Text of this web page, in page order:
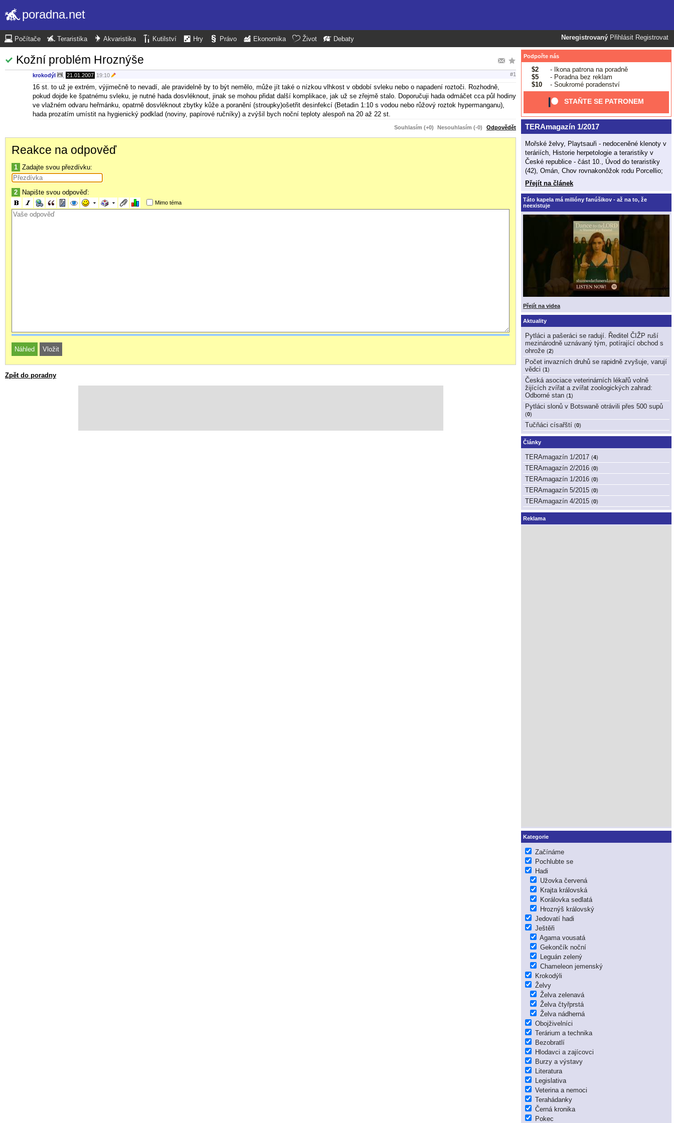
poradna.net
Neregistrovaný Přihlásit Registrovat
Počítače Teraristika Akvaristika Kutilství Hry Právo Ekonomika Život Debaty
Kožní problém Hroznýše
krokodýl 21.01.2007 19:10 #1
16 st. to už je extrém, výjimečně to nevadí, ale pravidelně by to být nemělo, může jít také o nízkou vlhkost v období svleku nebo o napadení roztoči. Rozhodně,
pokud dojde ke špatnému svleku, je nutné hada dosvléknout, jinak se mohou přidat další komplikace, jak už se zřejmě stalo. Doporučuji hada odmáčet cca půl hodiny
ve vlažném odvaru heřmánku, opatrně dosvléknout zbytky kůže a poranění (stroupky)ošetřit desinfekcí (Betadin 1:10 s vodou nebo růžový roztok hypermanganu),
hada prozatím umístit na hygienický podklad (noviny, papírové ručníky) a zvýšil bych noční teploty alespoň na 20 až 22 st.
Souhlasím (+0) Nesouhlasím (-0) Odpovědět
Reakce na odpověď
1 Zadajte svou přezdívku:
2 Napište svou odpověď:
Mimo téma
Zpět do poradny
Podpořte nás
$2
- Ikona patrona na poradně
$5
- Poradna bez reklam
$10
- Soukromé poradenství
STAŇTE SE PATRONEM
TERAmagazín 1/2017
Mořské želvy, Playtsauři - nedoceněné klenoty v
teráriích, Historie herpetologie a teraristiky v
České republice - část 10., Úvod do teraristiky
(42), Omán, Chov rovnakonôžok rodu Porcellio;
Přejít na článek
Táto kapela má milióny fanúšikov - až na to, že
neexistuje
Přejít na videa
Aktuality
Pytláci a pašeráci se radují. Ředitel ČIŽP ruší
mezinárodně uznávaný tým, potírající obchod s
ohrože (2)
Počet invazních druhů se rapidně zvyšuje, varují
vědci (1)
Česká asociace veterinárních lékařů volně
žijících zvířat a zvířat zoologických zahrad:
Odborné stan (1)
Pytláci slonů v Botswaně otrávili přes 500 supů
(0)
Tučňáci císařští (0)
Články
TERAmagazín 1/2017 (4)
TERAmagazín 2/2016 (0)
TERAmagazín 1/2016 (0)
TERAmagazín 5/2015 (0)
TERAmagazín 4/2015 (0)
Reklama
Kategorie
Začínáme
Pochlubte se
Hadi
Užovka červená
Krajta královská
Korálovka sedlatá
Hroznýš královský
Jedovatí hadi
Ještěři
Agama vousatá
Gekončík noční
Leguán zelený
Chameleon jemenský
Krokodýli
Želvy
Želva zelenavá
Želva čtyřprstá
Želva nádherná
Obojživelníci
Terárium a technika
Bezobratlí
Hlodavci a zajícovci
Burzy a výstavy
Literatura
Legislativa
Veterina a nemoci
Terahádanky
Černá kronika
Pokec